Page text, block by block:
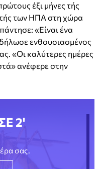
έξι μήνες τής
των ΗΠΑ στη χώρα
«Είναι ένα
ενθουσιασμένος
«Οι καλύτερες ημέρες
ανέφερε στην
2'
σας.